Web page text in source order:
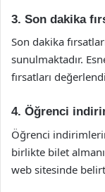
3. Son dakika
Son dakika
sunulmaktadır.
fırsatları
4. Öğrenci
Öğrenci
birlikte bilet
web sitesinde